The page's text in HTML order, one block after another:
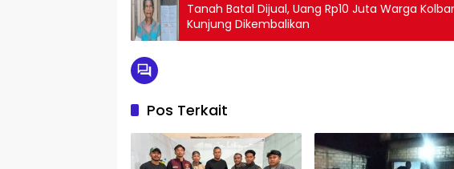
Tanah Batal Dijual, Uang Rp10 Juta Warga
Kunjung Dikembalikan
Pos Terkait